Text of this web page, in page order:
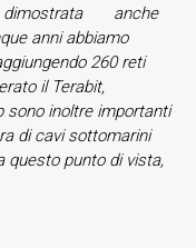
dimostrata
anche
anni abbiamo
260 reti
il Terabit,
sono inoltre importanti
di cavisottomarini
questo punto di vista,